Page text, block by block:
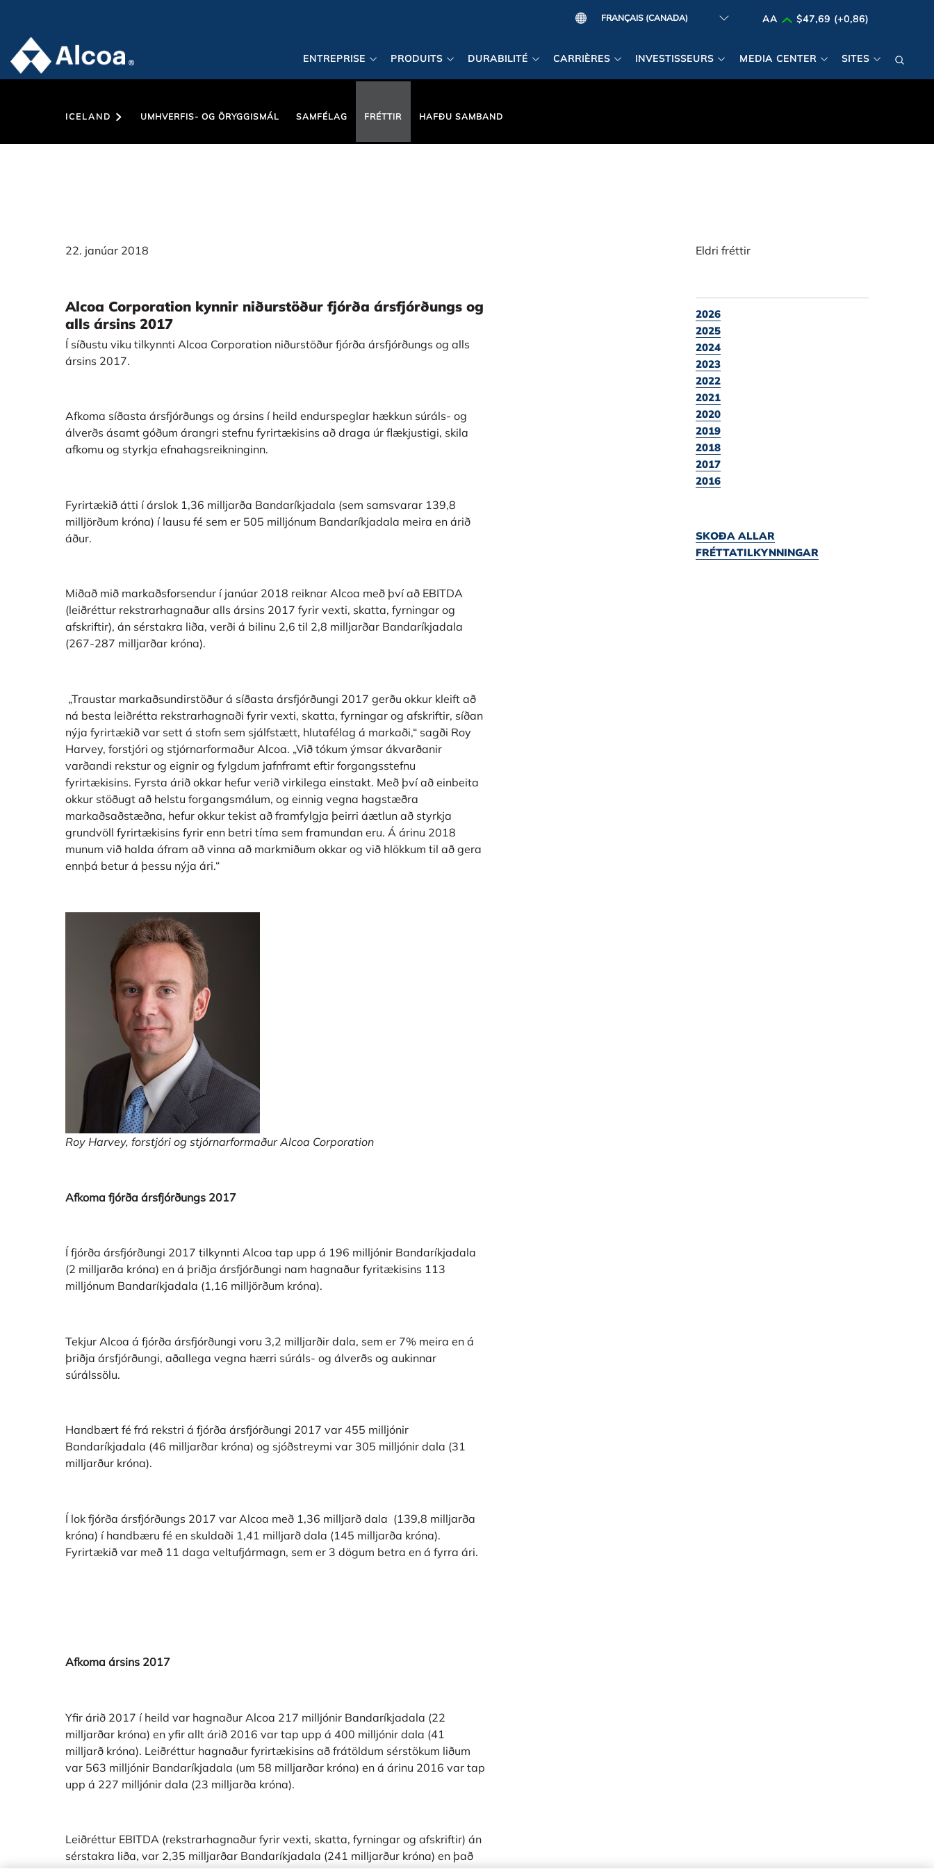
AA $47,69 (+0,86)
ENTREPRISE PRODUITS DURABILITÉ CARRIÈRES INVESTISSEURS MEDIA CENTER SITES
ICELAND UMHVERFIS- OG ÖRYGGISMÁL SAMFÉLAG FRÉTTIR HAFÐU SAMBAND
22. janúar 2018
Alcoa Corporation kynnir niðurstöður fjórða ársfjórðungs og
alls ársins 2017
Í síðustu viku tilkynnti Alcoa Corporation niðurstöður fjórða ársfjórðungs og alls
ársins 2017.
Afkoma síðasta ársfjórðungs og ársins í heild endurspeglar hækkun súráls- og
álverðs ásamt góðum árangri stefnu fyrirtækisins að draga úr flækjustigi, skila
afkomu og styrkja efnahagsreikninginn.
Fyrirtækið átti í árslok 1,36 milljarða Bandaríkjadala (sem samsvarar 139,8
milljörðum króna) í lausu fé sem er 505 milljónum Bandaríkjadala meira en árið
áður.
Miðað mið markaðsforsendur í janúar 2018 reiknar Alcoa með því að EBITDA
(leiðréttur rekstrarhagnaður alls ársins 2017 fyrir vexti, skatta, fyrningar og
afskriftir), án sérstakra liða, verði á bilinu 2,6 til 2,8 milljarðar Bandaríkjadala
(267-287 milljarðar króna).
„Traustar markaðsundirstöður á síðasta ársfjórðungi 2017 gerðu okkur kleift að
ná besta leiðrétta rekstrarhagnaði fyrir vexti, skatta, fyrningar og afskriftir, síðan
nýja fyrirtækið var sett á stofn sem sjálfstætt, hlutafélag á markaði,“ sagði Roy
Harvey, forstjóri og stjórnarformaður Alcoa. „Við tókum ýmsar ákvarðanir
varðandi rekstur og eignir og fylgdum jafnframt eftir forgangsstefnu
fyrirtækisins. Fyrsta árið okkar hefur verið virkilega einstakt. Með því að einbeita
okkur stöðugt að helstu forgangsmálum, og einnig vegna hagstæðra
markaðsaðstæðna, hefur okkur tekist að framfylgja þeirri áætlun að styrkja
grundvöll fyrirtækisins fyrir enn betri tíma sem framundan eru. Á árinu 2018
munum við halda áfram að vinna að markmiðum okkar og við hlökkum til að gera
ennþá betur á þessu nýja ári.“
Roy Harvey, forstjóri og stjórnarformaður Alcoa Corporation
Afkoma fjórða ársfjórðungs 2017
Í fjórða ársfjórðungi 2017 tilkynnti Alcoa tap upp á 196 milljónir Bandaríkjadala
(2 milljarða króna) en á þriðja ársfjórðungi nam hagnaður fyritækisins 113
milljónum Bandaríkjadala (1,16 milljörðum króna).
Tekjur Alcoa á fjórða ársfjórðungi voru 3,2 milljarðir dala, sem er 7% meira en á
þriðja ársfjórðungi, aðallega vegna hærri súráls- og álverðs og aukinnar
súrálssölu.
Handbært fé frá rekstri á fjórða ársfjórðungi 2017 var 455 milljónir
Bandaríkjadala (46 milljarðar króna) og sjóðstreymi var 305 milljónir dala (31
milljarður króna).
Í lok fjórða ársfjórðungs 2017 var Alcoa með 1,36 milljarð dala (139,8 milljarða
króna) í handbæru fé en skuldaði 1,41 milljarð dala (145 milljarða króna).
Fyrirtækið var með 11 daga veltufjármagn, sem er 3 dögum betra en á fyrra ári.
Afkoma ársins 2017
Yfir árið 2017 í heild var hagnaður Alcoa 217 milljónir Bandaríkjadala (22
milljarðar króna) en yfir allt árið 2016 var tap upp á 400 milljónir dala (41
milljarð króna). Leiðréttur hagnaður fyrirtækisins að frátöldum sérstökum liðum
var 563 milljónir Bandaríkjadala (um 58 milljarðar króna) en á árinu 2016 var tap
upp á 227 milljónir dala (23 milljarða króna).
Leiðréttur EBITDA (rekstrarhagnaður fyrir vexti, skatta, fyrningar og afskriftir) án
sérstakra liða, var 2,35 milljarðar Bandaríkjadala (241 milljarður króna) en það
Eldri fréttir
2026
2025
2024
2023
2022
2021
2020
2019
2018
2017
2016
SKOÐA ALLAR
FRÉTTATILKYNNINGAR